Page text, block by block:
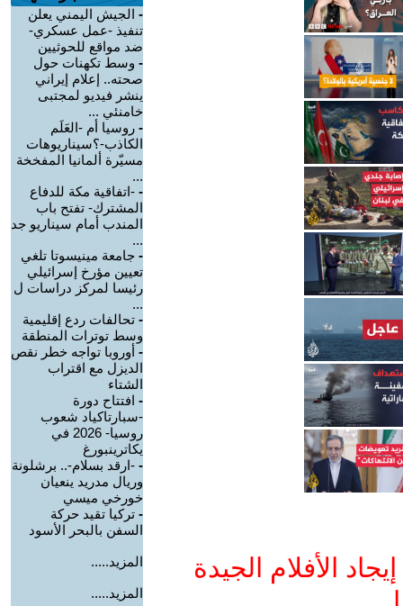
الأفلام الجيدة
- الجيش اليمني يعلن
تنفيذ -عمل عسكري-
ضد مواقع للحوثيين
- وسط تكهنات حول
صحته.. إعلام إيراني
ينشر فيديو لمجتبى
خامنئي ...
- روسيا أم -العَلَم
الكاذب-؟سيناريوهات
مسيّرة ألمانيا المفخخة
...
- -اتفاقية مكة للدفاع
المشترك- تفتح باب
المندب أمام سيناريو جد
...
- جامعة مينيسوتا تلغي
تعيين مؤرخ إسرائيلي
رئيسا لمركز دراسات ل
...
- تحالفات ردع إقليمية
وسط توترات المنطقة
- أوروبا تواجه خطر نقص
الديزل مع اقتراب
الشتاء
- افتتاح دورة
-سبارتاكياد شعوب
روسيا- 2026 في
يكاترينبورغ
- -ارقد بسلام-.. برشلونة
وريال مدريد ينعيان
خورخي ميسي
- تركيا تقيد حركة
السفن بالبحر الأسود
المزيد.....
المزيد.....